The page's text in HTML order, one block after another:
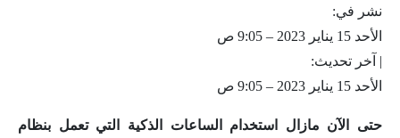
نشر في:
الأحد 15 يناير 2023 – 9:05 ص
| آخر تحديث:
الأحد 15 يناير 2023 – 9:05 ص
حتى الآن مازال استخدام الساعات الذكية التي تعمل بنظام